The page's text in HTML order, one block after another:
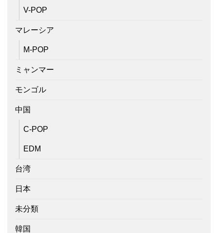
V-POP
マレーシア
M-POP
ミャンマー
モンゴル
中国
C-POP
EDM
台湾
日本
未分類
韓国